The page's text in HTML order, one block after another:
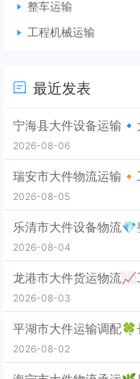
整车运输
工程机械运输
最近发表
宁海县大件设备运输
2026-08-06
瑞安市大件物流运输
2026-08-05
乐清市大件设备物流
2026-08-04
龙港市大件货运物流
2026-08-03
平湖市大件运输调配
2026-08-02